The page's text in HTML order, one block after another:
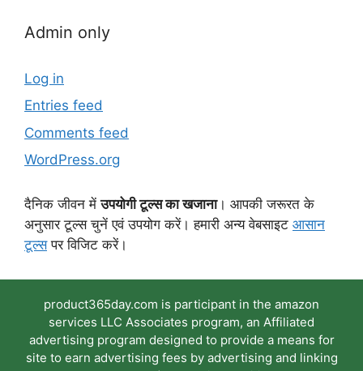
Admin only
Log in
Entries feed
Comments feed
WordPress.org
दैनिक जीवन मेंउपयोगी टूल्स का खजाना। आपकी जरूरत के
अनुसार टूल्स चुनें एवं उपयोग करें। हमारी अन्य वेबसाइट आसान
टूल्सपर विजिट करें।
product365day.com is participant in the amazon
services LLC Associates program, an Affiliated
advertising program designed to provide a means for
site to earn advertising fees by advertising and linking